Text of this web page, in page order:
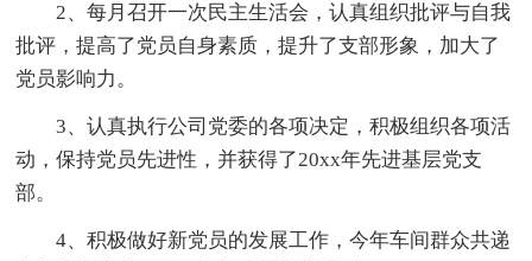
2、每月召开一次民主生活会，认真组织批评与自我
批评，提高了党员自身素质，提升了支部形象，加大了
党员影响力。
3、认真执行公司党委的各项决定，积极组织各项活
动，保持党员先进性，并获得了20xx年先进基层党支
部。
4、积极做好新党员的发展工作，今年车间群众共递